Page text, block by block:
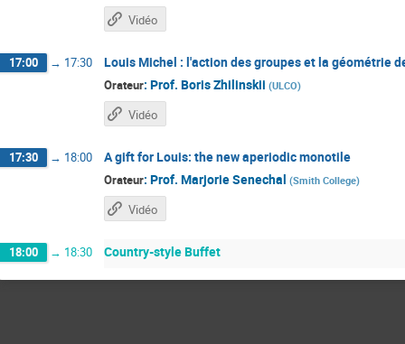
Vidéo
17:00 → 17:30 Louis Michel : l'action des groupes et la géométrie
Orateur: Prof. Boris Zhilinskii (ULCO)
Vidéo
17:30 → 18:00 A gift for Louis: the new aperiodic monotile
Orateur: Prof. Marjorie Senechal (Smith College)
Vidéo
18:00 → 18:30 Country-style Buffet